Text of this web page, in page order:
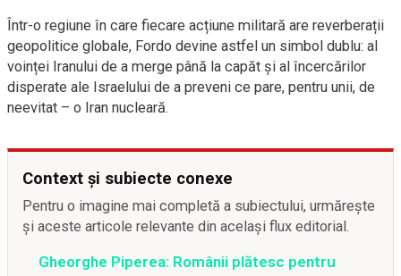
Într-o regiune în care fiecare acțiune militară are reverberații
geopolitice globale, Fordo devine astfel un simbol dublu: al
voinței Iranului de a merge până la capăt și al încercărilor
disperate ale Israelului de a preveni ce pare, pentru unii, de
neevitat – o Iran nucleară.
Context și subiecte conexe
Pentru o imagine mai completă a subiectului, urmărește
și aceste articole relevante din același flux editorial.
Gheorghe Piperea: Românii plătesc pentru